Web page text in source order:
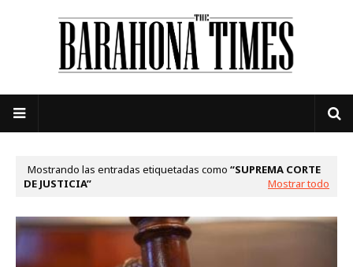
Mostrando las entradas etiquetadas como
SUPREMA CORTE
DE JUSTICIA
Mostrar todo